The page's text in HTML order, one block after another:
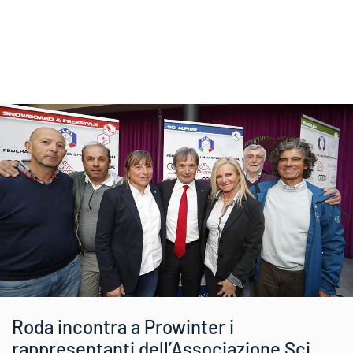
Roda incontra a Prowinter i